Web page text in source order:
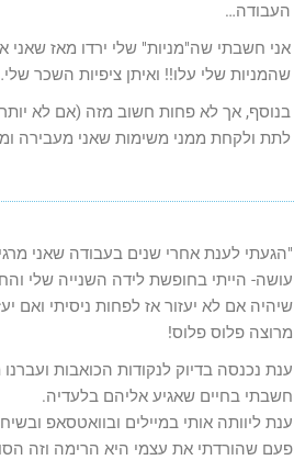
העבודה…
אני חשבתי שה"מניות" שלי ירדו מאז שאני
שהמניות שלי עלו!! ואיתן ציפיות השכר
בנוסף, אך לא פחות חשוב מזה (אם לא
לתת ולקחת ממני משימות שאני מעבירה
"הגעתי לענת אחרי שנים בעבודה שאני
עושה- הייתי בחופשת לידה השנייה שלי
שיהיה אם לא יעזור אז לפחות ניסיתי ואם
מרוצה פלוס פלוס!
ענת נכנסה בדיוק לנקודות הכואבות
חשבתי בחיים שאגיע אליהם בלעדיה.
ענת ליוותה אותי במיילים ובוואטסאפ
פעם שהורדתי את עצמי היא הרימה וזה